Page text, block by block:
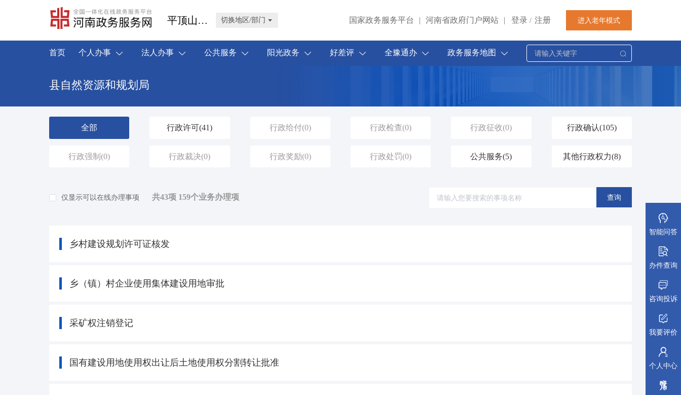
平顶山市叶县 切换地区/部门 国家政务服务平台 | 河南省政府门户网站 | 登录 / 注册 进入老年模式
首页 个人办事 法人办事 公共服务 阳光政务 好差评 全豫通办 政务服务地图
县自然资源和规划局
全部 行政许可(41) 行政给付(0) 行政检查(0) 行政征收(0) 行政确认(105)
行政强制(0) 行政裁决(0) 行政奖励(0) 行政处罚(0) 公共服务(5) 其他行政权力(8)
仅显示可以在线办理事项 共43项 159个业务办理项 查询
乡村建设规划许可证核发
乡（镇）村企业使用集体建设用地审批
采矿权注销登记
国有建设用地使用权出让后土地使用权分割转让批准
智能问答
办件查询
咨询投诉
我要评价
个人中心